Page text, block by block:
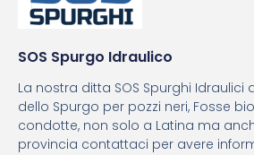
SOS Spurgo Idraulico
La nostra ditta SOS Spurghi Idraulici
dello Spurgo per pozzi neri, Fosse
condotte, non solo a Latina ma
provincia contattaci per avere